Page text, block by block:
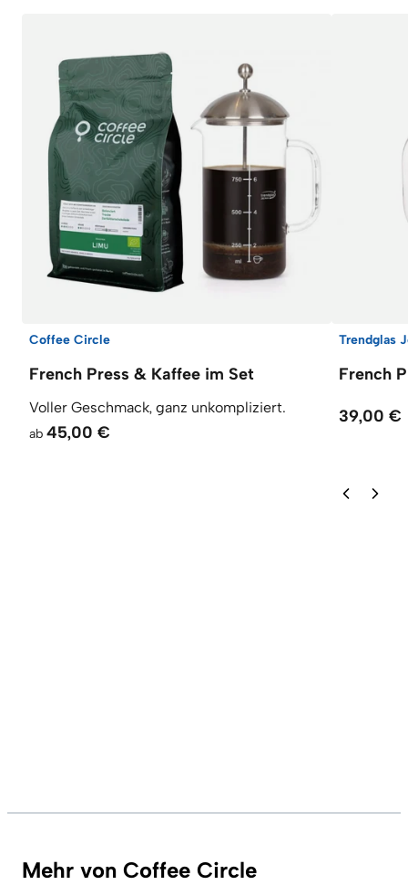
Coffee Circle
French Press & Kaffee im Set
Voller Geschmack, ganz unkompliziert.
ab 45,00 €
Trendglas
French
39,00 €
Mehr von Coffee Circle